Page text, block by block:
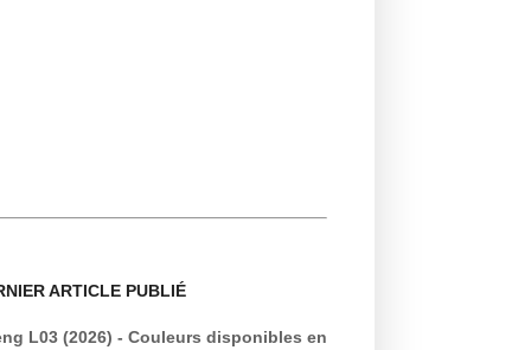
ARTICLE PUBLIÉ
L03 (2026) - Couleurs disponibles en